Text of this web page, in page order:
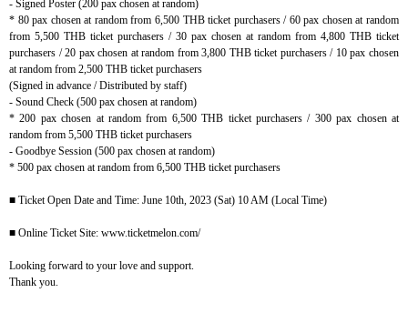
- Signed Poster (200 pax chosen at random)
* 80 pax chosen at random from 6,500 THB ticket purchasers / 60 pax chosen at random
from 5,500 THB ticket purchasers / 30 pax chosen at random from 4,800 THB ticket
purchasers / 20 pax chosen at random from 3,800 THB ticket purchasers / 10 pax chosen
at random from 2,500 THB ticket purchasers
(Signed in advance / Distributed by staff)
- Sound Check (500 pax chosen at random)
* 200 pax chosen at random from 6,500 THB ticket purchasers / 300 pax chosen at
random from 5,500 THB ticket purchasers
- Goodbye Session (500 pax chosen at random)
* 500 pax chosen at random from 6,500 THB ticket purchasers
■ Ticket Open Date and Time: June 10th, 2023 (Sat) 10 AM (Local Time)
■ Online Ticket Site: www.ticketmelon.com/
Looking forward to your love and support.
Thank you.